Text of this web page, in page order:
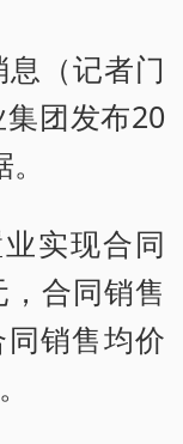
（记者门
团发布20
实现合同
合同销售
销售均价